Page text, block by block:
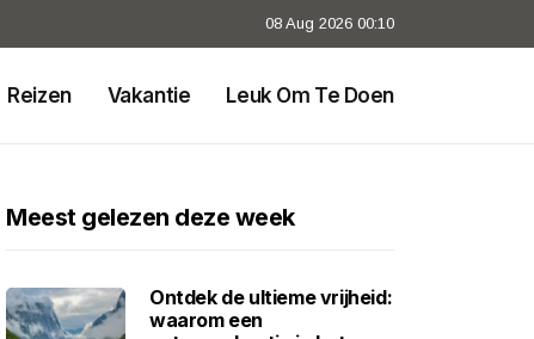
08 Aug 2026 00:10
Reizen Vakantie Leuk Om Te Doen
Meest gelezen deze week
Ontdek de ultieme vrijheid:
waarom een